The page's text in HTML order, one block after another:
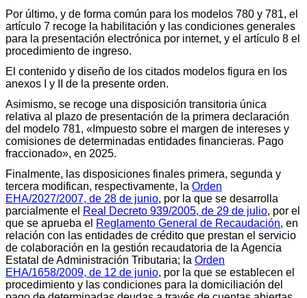
Por último, y de forma común para los modelos 780 y 781, el
artículo 7 recoge la habilitación y las condiciones generales
para la presentación electrónica por internet, y el artículo 8 el
procedimiento de ingreso.
El contenido y diseño de los citados modelos figura en los
anexos I y II de la presente orden.
Asimismo, se recoge una disposición transitoria única
relativa al plazo de presentación de la primera declaración
del modelo 781, «Impuesto sobre el margen de intereses y
comisiones de determinadas entidades financieras. Pago
fraccionado», en 2025.
Finalmente, las disposiciones finales primera, segunda y
tercera modifican, respectivamente, la Orden
EHA/2027/2007, de 28 de junio, por la que se desarrolla
parcialmente el Real Decreto 939/2005, de 29 de julio, por el
que se aprueba el Reglamento General de Recaudación, en
relación con las entidades de crédito que prestan el servicio
de colaboración en la gestión recaudatoria de la Agencia
Estatal de Administración Tributaria; la Orden
EHA/1658/2009, de 12 de junio, por la que se establecen el
procedimiento y las condiciones para la domiciliación del